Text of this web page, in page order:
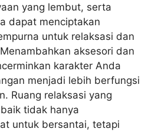
yang lembut, serta
dapat menciptakan
untuk relaksasi dan
aksesori dan
karakter Anda
menjadi lebih berfungsi
Ruang relaksasi yang
tidak hanya
untuk bersantai, tetapi